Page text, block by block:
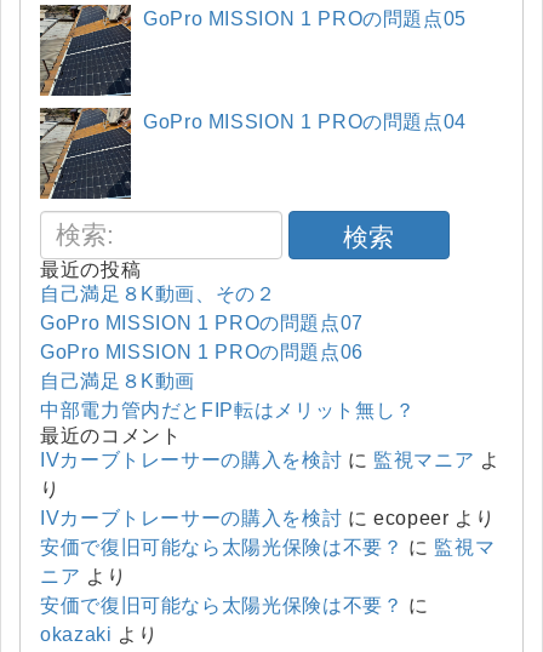
GoPro MISSION 1 PROの問題点05
GoPro MISSION 1 PROの問題点04
検索
最近の投稿
自己満足８K動画、その２
GoPro MISSION 1 PROの問題点07
GoPro MISSION 1 PROの問題点06
自己満足８K動画
中部電力管内だとFIP転はメリット無し？
最近のコメント
IVカーブトレーサーの購入を検討 に 監視マニア よ
り
IVカーブトレーサーの購入を検討 にecopeer より
安価で復旧可能なら太陽光保険は不要？ に 監視マ
ニア より
安価で復旧可能なら太陽光保険は不要？ に
okazaki より